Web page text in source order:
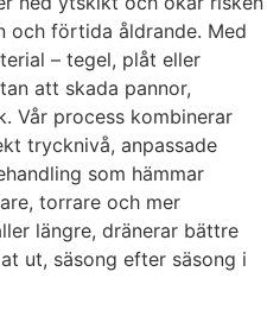
och förtida åldrande. Med
– tegel, plåt eller
att skada pannor,
Vår process kombinerar
trycknivå, anpassade
som hämmar
torrare och mer
längre, dränerar bättre
ut, säsong efter säsong i